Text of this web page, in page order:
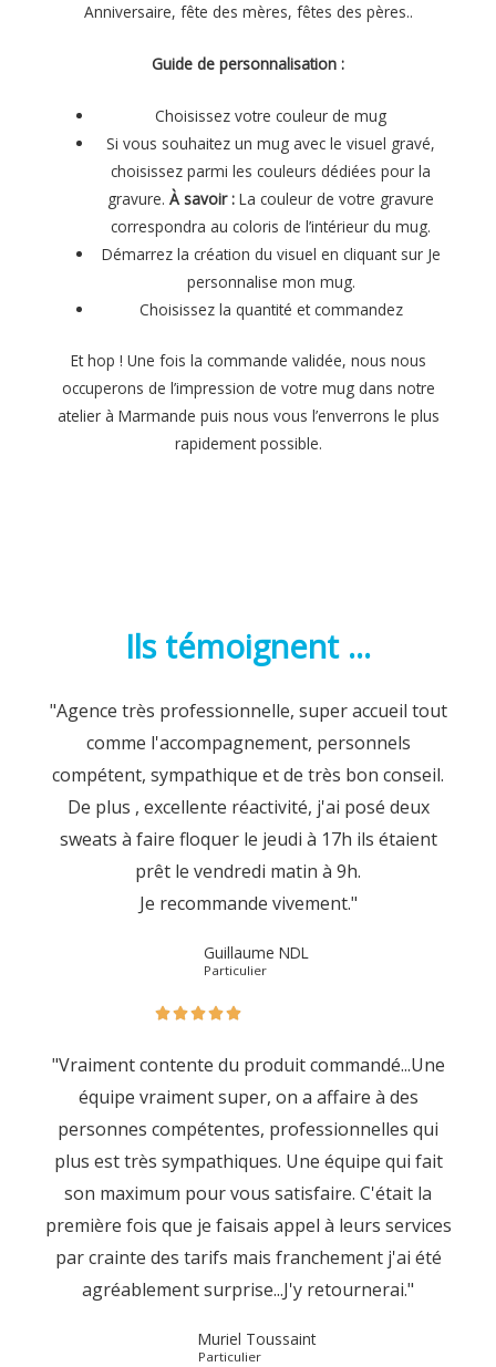
Anniversaire, fête des mères, fêtes des pères..
Guide de personnalisation :
Choisissez votre couleur de mug
Si vous souhaitez un mug avec le visuel gravé,
choisissez parmi les couleurs dédiées pour la
gravure.À savoir : La couleur de votre gravure
correspondra au coloris de l’intérieur du mug.
Démarrez la création du visuel en cliquant sur Je
personnalise mon mug.
Choisissez la quantité et commandez
Et hop ! Une fois la commande validée, nous nous
occuperons de l’impression de votre mug dans notre
atelier à Marmande puis nous vous l’enverrons le plus
rapidement possible.
Ils témoignent ...
"Agence très professionnelle, super accueil tout
comme l'accompagnement, personnels
compétent, sympathique et de très bon conseil.
De plus , excellente réactivité, j'ai posé deux
sweats à faire floquer le jeudi à 17h ils étaient
prêt le vendredi matin à 9h.
Je recommande vivement."
Guillaume NDL
Particulier

"Vraiment contente du produit commandé...Une
équipe vraiment super, on a affaire à des
personnes compétentes, professionnelles qui
plus est très sympathiques. Une équipe qui fait
son maximum pour vous satisfaire. C'était la
première fois que je faisais appel à leurs services
par crainte des tarifs mais franchement j'ai été
agréablement surprise...J'y retournerai."
Muriel Toussaint
Particulier